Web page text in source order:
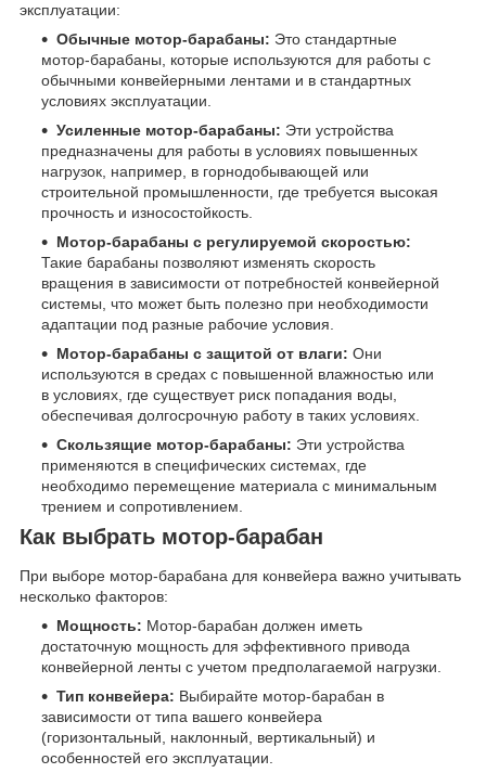
эксплуатации:
Обычные мотор-барабаны: Это стандартные
мотор-барабаны, которые используются для работы с
обычными конвейерными лентами и в стандартных
условиях эксплуатации.
Усиленные мотор-барабаны: Эти устройства
предназначены для работы в условиях повышенных
нагрузок, например, в горнодобывающей или
строительной промышленности, где требуется высокая
прочность и износостойкость.
Мотор-барабаны с регулируемой скоростью:
Такие барабаны позволяют изменять скорость
вращения в зависимости от потребностей конвейерной
системы, что может быть полезно при необходимости
адаптации под разные рабочие условия.
Мотор-барабаны с защитой от влаги: Они
используются в средах с повышенной влажностью или
в условиях, где существует риск попадания воды,
обеспечивая долгосрочную работу в таких условиях.
Скользящие мотор-барабаны: Эти устройства
применяются в специфических системах, где
необходимо перемещение материала с минимальным
трением и сопротивлением.
Как выбрать мотор-барабан
При выборе мотор-барабана для конвейера важно учитывать
несколько факторов:
Мощность: Мотор-барабан должен иметь
достаточную мощность для эффективного привода
конвейерной ленты с учетом предполагаемой нагрузки.
Тип конвейера: Выбирайте мотор-барабан в
зависимости от типа вашего конвейера
(горизонтальный, наклонный, вертикальный) и
особенностей его эксплуатации.